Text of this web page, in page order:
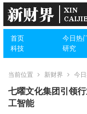
首页 今日热
科技
研究
当前位置 新财界 今
七曜文化集团引领
工智能